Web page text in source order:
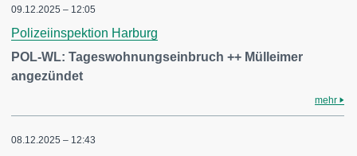
09.12.2025 – 12:05
Polizeiinspektion Harburg
POL-WL: Tageswohnungseinbruch ++ Mülleimer
angezündet
mehr
08.12.2025 – 12:43